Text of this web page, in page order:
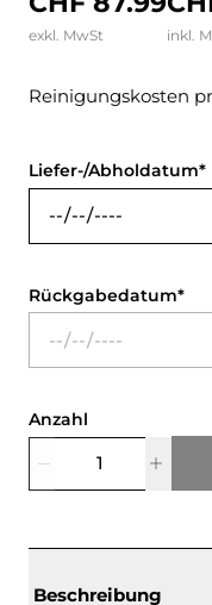
exkl. MwSt inkl.
Reinigungskosten
Liefer-/Abholdatum
Rückgabedatum
Anzahl
Beschreibung